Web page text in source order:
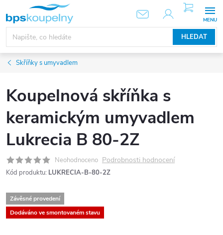
obsah
HLEDAT
NÁKUPNÍ
KOŠÍK
Skříňky s umyvadlem
Koupelnová skříňka s
keramickým umyvadlem
Lukrecia B 80-2Z
Neohodnoceno Podrobnosti hodnocení
Kód produktu: LUKRECIA-B-80-2Z
Závěsné provedení
Dodáváno ve smontovaném stavu